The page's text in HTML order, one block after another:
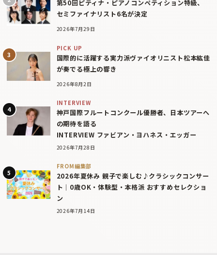
第50回ピティナ・ピアノコンペティション特級、
セミファイナリスト6名が決定
2026年7月29日
PICK UP
国際的に活躍する実力派ヴァイオリニスト松本紘佳
が奏でる極上の響き
2026年8月2日
INTERVIEW
神戸国際フルートコンクール優勝者、日本ツアーへ
の期待を語る
INTERVIEW ファビアン・ヨハネス・エッガー
2026年7月28日
FROM編集部
2026年夏休み 親子で楽しむ♪クラシックコンサー
ト｜0歳OK・体験型・本格派 おすすめセレクショ
ン
2026年7月14日